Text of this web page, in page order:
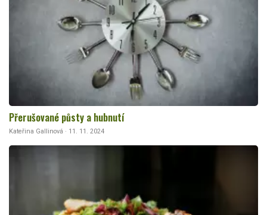
Přerušované půsty a hubnutí
Kateřina Gallinová · 11. 11. 2024